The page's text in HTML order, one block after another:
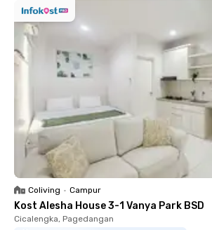
Coliving • Campur
Kost Alesha House 3-1 Vanya Park BSD
Cicalengka, Pagedangan